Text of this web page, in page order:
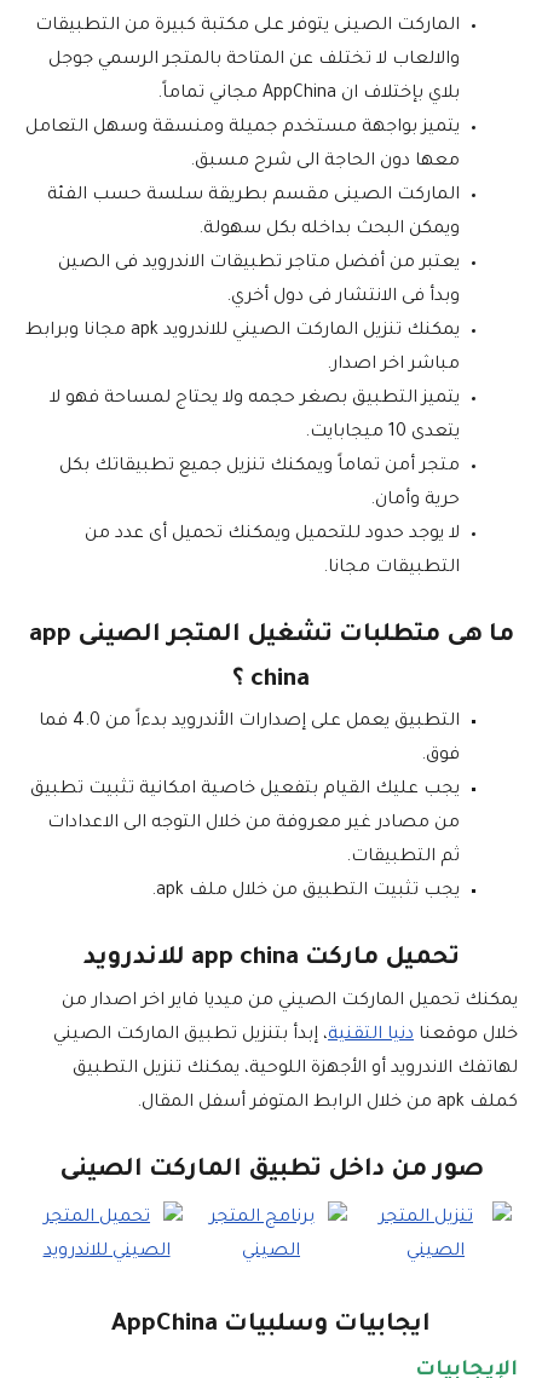
الماركت الصينى يتوفر على مكتبة كبيرة من التطبيقات
والالعاب لا تختلف عن المتاحة بالمتجر الرسمي جوجل
بلاي بإختلاف ان AppChina مجاني تماماً.
يتميز بواجهة مستخدم جميلة ومنسقة وسهل التعامل
معها دون الحاجة الى شرح مسبق.
الماركت الصينى مقسم بطريقة سلسة حسب الفئة
ويمكن البحث بداخله بكل سهولة.
يعتبر من أفضل متاجر تطبيقات الاندرويد فى الصين
وبدأ فى الانتشار فى دول أخري.
يمكنك تنزيل الماركت الصيني للاندرويد apk مجانا وبرابط
مباشر اخر اصدار.
يتميز التطبيق بصغر حجمه ولا يحتاج لمساحة فهو لا
يتعدى 10 ميجابايت.
متجر أمن تماماً ويمكنك تنزيل جميع تطبيقاتك بكل
حرية وأمان.
لا يوجد حدود للتحميل ويمكنك تحميل أى عدد من
التطبيقات مجانا.
ما هى متطلبات تشغيل المتجر الصينى app
china ؟
التطبيق يعمل على إصدارات الأندرويد بدءاً من 4.0 فما
فوق.
يجب عليك القيام بتفعيل خاصية امكانية تثبيت تطبيق
من مصادر غير معروفة من خلال التوجه الى الاعدادات
ثم التطبيقات.
يجب تثبيت التطبيق من خلال ملف apk.
تحميل ماركت app china للاندرويد
يمكنك تحميل الماركت الصيني من ميديا فاير اخر اصدار من
خلال موقعنا دنيا التقنية، إبدأ بتنزيل تطبيق الماركت الصيني
لهاتفك الاندرويد أو الأجهزة اللوحية، يمكنك تنزيل التطبيق
كملف apk من خلال الرابط المتوفر أسفل المقال.
صور من داخل تطبيق الماركت الصينى
ايجابيات وسلبيات AppChina
الإيجابيات